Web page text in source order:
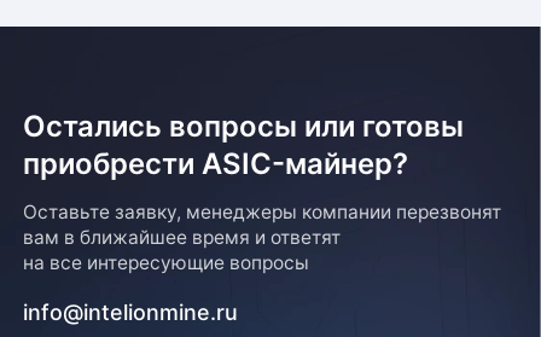
Остались вопросы или готовы
приобрести ASIC-майнер?
Оставьте заявку, менеджеры компании перезвонят
вам в ближайшее время и ответят
на все интересующие вопросы
info@intelionmine.ru